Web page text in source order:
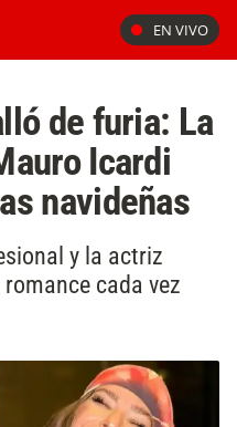
EN VIVO
de furia: La
Icardi
navideñas
y la actriz
cada vez